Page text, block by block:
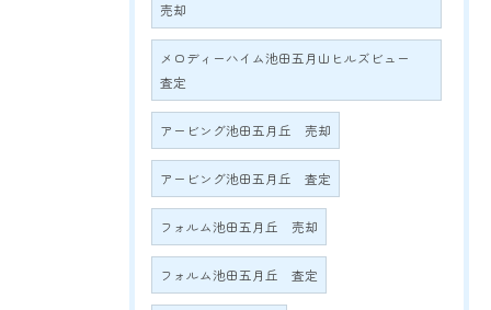
売却
メロディーハイム池田五月山ヒルズビュー
査定
アービング池田五月丘 売却
アービング池田五月丘 査定
フォルム池田五月丘 売却
フォルム池田五月丘 査定